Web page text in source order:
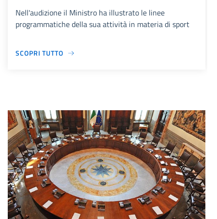
Nell'audizione il Ministro ha illustrato le linee
programmatiche della sua attività in materia di sport
SCOPRI TUTTO